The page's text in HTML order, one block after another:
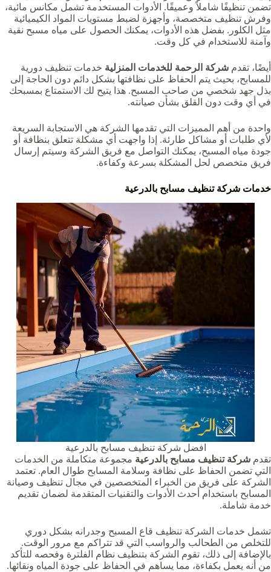
تضمن تنظيفًا شاملاً وعميقًا. الأدوات المستخدمة تشمل مكانس مائية،
وفرش تنظيف متخصصة، وأجهزة لضبط مستويات المواد الكيميائية
مثل الكلور. بفضل هذه الأدوات، يمكنك الحصول على مياه مسبح نقية
وآمنة للاستخدام في كل وقت.
أيضًا، تقدم شركة الرحمة للخدمات المنزلية خدمات تنظيف دورية
للمسابح، بحيث يتم الحفاظ على نظافتها بشكل دائم دون الحاجة إلى
بذل جهد شخصي من صاحب المسبح. هذا يتيح لك الاستمتاع بمسبحك
في أي وقت دون القلق بشأن صيانته.
واحدة من أهم المميزات التي تقدمها الشركة هي الاستجابة السريعة
لأي طلبات أو مشاكل طارئة. إذا واجهت أي مشكلة تتعلق بنظافة أو
جودة مياه المسبح، يمكنك التواصل مع فريق الشركة وسيتم إرسال
فريق متخصص لحل المشكلة بسرعة وكفاءة.
خدمات شركة تنظيف مسابح بالدرعية
افضل شركة تنظيف مسابح بالدرعية
تقدم شركة تنظيف مسابح بالدرعية مجموعة متكاملة من الخدمات
التي تضمن الحفاظ على نظافة وسلامة المسابح طوال العام. تعتمد
الشركة على فريق من الخبراء المتخصصين في مجال تنظيف وصيانة
المسابح باستخدام أحدث الأدوات والتقنيات المتقدمة لضمان تقديم
خدمة شاملة.
تشمل خدمات الشركة تنظيف قاع المسبح وجدرانه بشكل دوري
للتخلص من الطحالب والرواسب التي قد تتراكم مع مرور الوقت.
بالإضافة إلى ذلك، تقوم الشركة بتنظيف نظام الفلترة وفحصه للتأكد
من أنه يعمل بكفاءة، مما يساهم في الحفاظ على جودة المياه ونقائها.